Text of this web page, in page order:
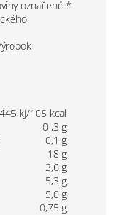
označené *
445 kJ/105 kcal
0 ,3 g
0,1 g
18 g
3,6 g
5,3 g
5,0 g
0,75 g